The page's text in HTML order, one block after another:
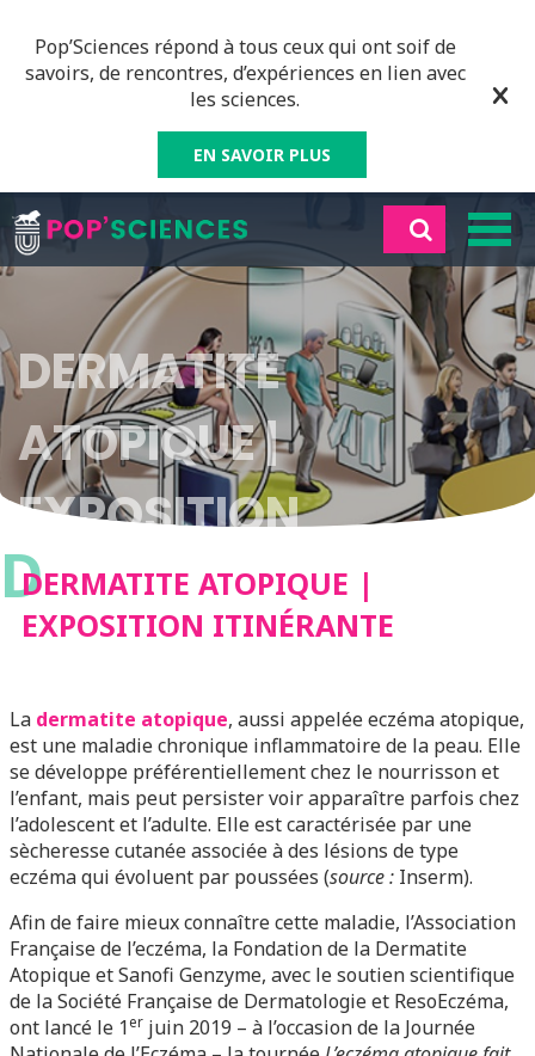
Pop’Sciences répond à tous ceux qui ont soif de
savoirs, de rencontres, d’expériences en lien avec
les sciences.
EN SAVOIR PLUS
DERMATITE
ATOPIQUE |
EXPOSITION
ITINÉRANTE
DDERMATITE ATOPIQUE |
EXPOSITION ITINÉRANTE
La dermatite atopique, aussi appelée eczéma atopique,
est une maladie chronique inflammatoire de la peau. Elle
se développe préférentiellement chez le nourrisson et
l’enfant, mais peut persister voir apparaître parfois chez
l’adolescent et l’adulte. Elle est caractérisée par une
sècheresse cutanée associée à des lésions de type
eczéma qui évoluent par poussées (source : Inserm).
Afin de faire mieux connaître cette maladie, l’Association
Française de l’eczéma, la Fondation de la Dermatite
Atopique et Sanofi Genzyme, avec le soutien scientifique
de la Société Française de Dermatologie et ResoEczéma,
ont lancé le 1er juin 2019 – à l’occasion de la Journée